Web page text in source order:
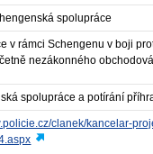
spolupráce
v rámci Schengenu v boji
nezákonného
spolupráce a potírání
clanek/kancelar-